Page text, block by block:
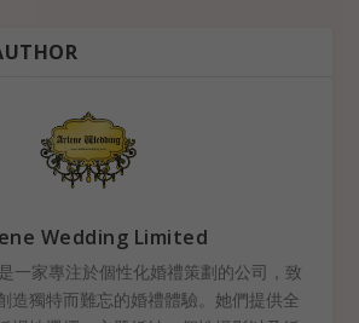
Wedding Limited
一家專注於個性化婚禮策劃的公司，致
造獨特而難忘的婚禮體驗。她們提供全